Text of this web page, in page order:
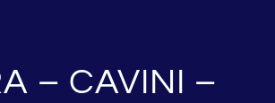
– CAVINI –